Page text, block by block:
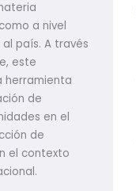
a nivel
país. A través
este
herramienta
de
en el
de
el contexto